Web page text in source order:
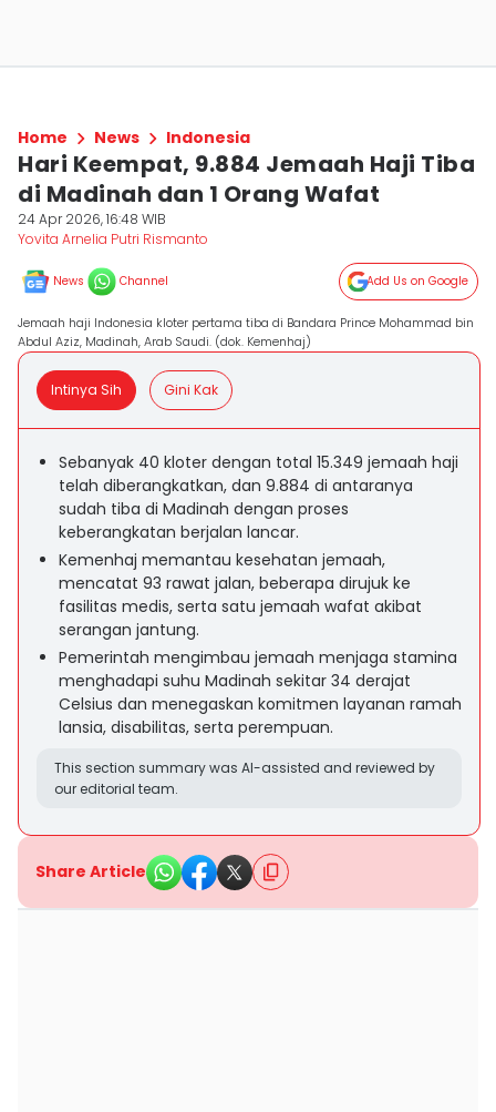
Home News Indonesia
Hari Keempat, 9.884 Jemaah Haji Tiba
di Madinah dan 1 Orang Wafat
24 Apr 2026, 16:48 WIB
Yovita Arnelia Putri Rismanto
News Channel Add Us on Google
Jemaah haji Indonesia kloter pertama tiba di Bandara Prince Mohammad bin
Abdul Aziz, Madinah, Arab Saudi. (dok. Kemenhaj)
Intinya Sih Gini Kak
Sebanyak 40 kloter dengan total 15.349 jemaah haji
telah diberangkatkan, dan 9.884 di antaranya
sudah tiba di Madinah dengan proses
keberangkatan berjalan lancar.
Kemenhaj memantau kesehatan jemaah,
mencatat 93 rawat jalan, beberapa dirujuk ke
fasilitas medis, serta satu jemaah wafat akibat
serangan jantung.
Pemerintah mengimbau jemaah menjaga stamina
menghadapi suhu Madinah sekitar 34 derajat
Celsius dan menegaskan komitmen layanan ramah
lansia, disabilitas, serta perempuan.
This section summary was AI-assisted and reviewed by
our editorial team.
Share Article